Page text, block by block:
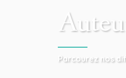
Parcourez nos